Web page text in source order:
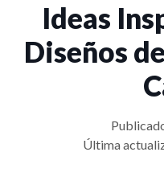
Ideas
Diseños
Última